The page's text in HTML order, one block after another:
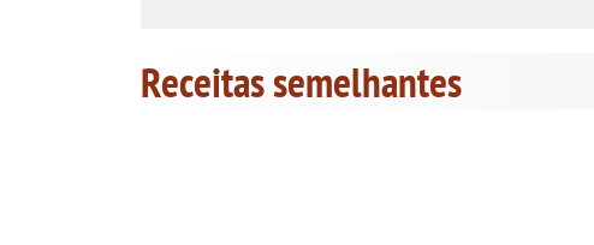
Receitas semelhantes